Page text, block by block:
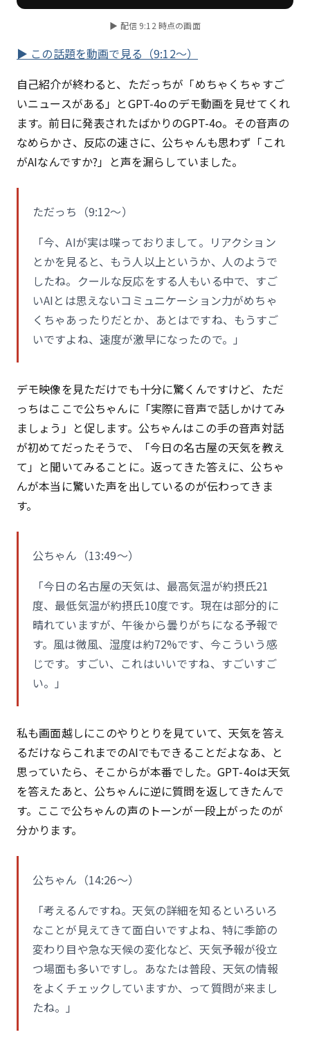
▶ 配信 9:12 時点の画面
▶ この話題を動画で見る（9:12〜）
自己紹介が終わると、ただっちが「めちゃくちゃすご
いニュースがある」とGPT-4oのデモ動画を見せてくれ
ます。前日に発表されたばかりのGPT-4o。その音声の
なめらかさ、反応の速さに、公ちゃんも思わず「これ
がAIなんですか?」と声を漏らしていました。
ただっち（9:12〜）
「今、AIが実は喋っておりまして。リアクション
とかを見ると、もう人以上というか、人のようで
したね。クールな反応をする人もいる中で、すご
いAIとは思えないコミュニケーション力がめちゃ
くちゃあったりだとか、あとはですね、もうすご
いですよね、速度が激早になったので。」
デモ映像を見ただけでも十分に驚くんですけど、ただ
っちはここで公ちゃんに「実際に音声で話しかけてみ
ましょう」と促します。公ちゃんはこの手の音声対話
が初めてだったそうで、「今日の名古屋の天気を教え
て」と聞いてみることに。返ってきた答えに、公ちゃ
んが本当に驚いた声を出しているのが伝わってきま
す。
公ちゃん（13:49〜）
「今日の名古屋の天気は、最高気温が約摂氏21
度、最低気温が約摂氏10度です。現在は部分的に
晴れていますが、午後から曇りがちになる予報で
す。風は微風、湿度は約72%です、今こういう感
じです。すごい、これはいいですね、すごいすご
い。」
私も画面越しにこのやりとりを見ていて、天気を答え
るだけならこれまでのAIでもできることだよなあ、と
思っていたら、そこからが本番でした。GPT-4oは天気
を答えたあと、公ちゃんに逆に質問を返してきたんで
す。ここで公ちゃんの声のトーンが一段上がったのが
分かります。
公ちゃん（14:26〜）
「考えるんですね。天気の詳細を知るといろいろ
なことが見えてきて面白いですよね、特に季節の
変わり目や急な天候の変化など、天気予報が役立
つ場面も多いですし。あなたは普段、天気の情報
をよくチェックしていますか、って質問が来まし
たね。」